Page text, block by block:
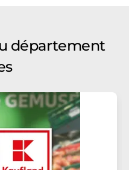
département